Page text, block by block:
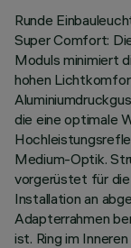
Runde
Super Comfort:
Moduls minimiert
hohen
die eine optimale
Medium-Optik.
vorgerüstet für
Installation an
Adapterrahmen
ist. Ring im